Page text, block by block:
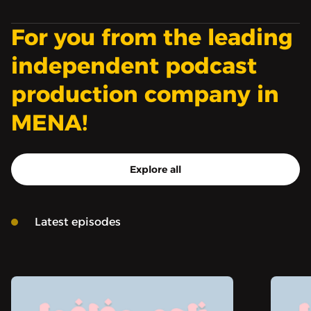
for privacy information.
For you from the leading
independent podcast
production company in
MENA!
Explore all
Latest episodes